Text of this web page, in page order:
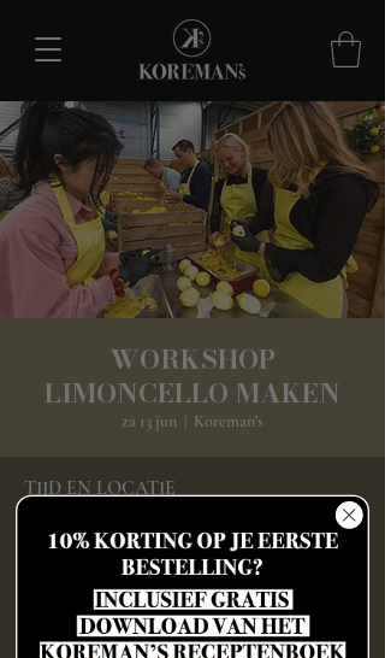
WORKSHOP
LIMONCELLO MAKEN
za 13 jun Koreman's
TIJD EN LOCATIE
13 jun 2026, 12:30 – 15:00
Koreman's, IABC 5260A, 4814 RD Breda
zo 09 aug, 12:30
zo 09 aug, 16:00